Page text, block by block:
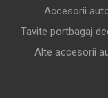
Accesorii
Tavite portbagaj
Alte accesorii